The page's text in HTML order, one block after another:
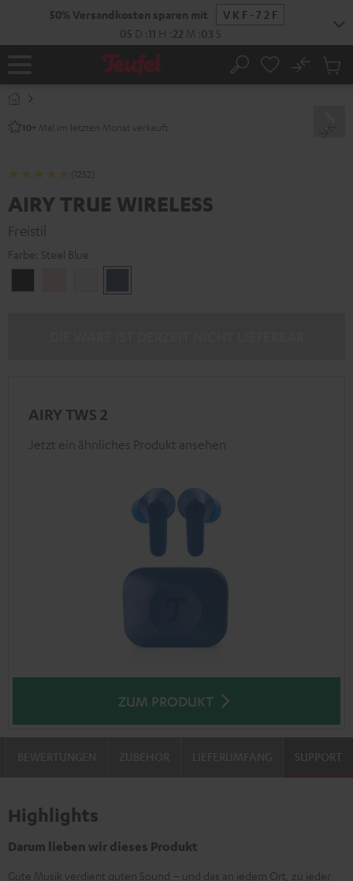
Startseite Suche
No
10+ Mal im letzten Monat verkauft.
(1252)
AIRY TRUE WIRELESS
Freistil
Farbe: Steel Blue
White Blue
AIRY TWS 2
Jetzt ein ähnliches Produkt ansehen
ZUM PRODUKT
SUPPORT
Highlights
Darum lieben wir dieses Produkt
Gute Musik verdient guten Sound – und das an jedem Ort, zu jeder